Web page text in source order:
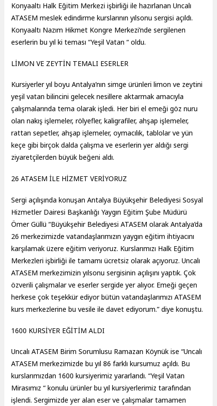
Konyaaltı Halk Eğitim Merkezi işbirliği ile hazırlanan Uncalı
ATASEM meslek edindirme kurslarının yılsonu sergisi açıldı.
Konyaaltı Nazım Hikmet Kongre Merkezi’nde sergilenen
eserlerin bu yıl ki teması “Yeşil Vatan “ oldu.
LİMON VE ZEYTİN TEMALI ESERLER
Kursiyerler yıl boyu Antalya’nın simge ürünleri limon ve zeytini
yeşil vatan bilincini gelecek nesillere aktarmak amacıyla
çalışmalarında tema olarak işledi. Her biri el emeği göz nuru
olan nakış işlemeler, rölyefler, kaligrafiler, ahşap işlemeler,
rattan sepetler, ahşap işlemeler, oymacılık, tablolar ve yün
keçe gibi birçok dalda çalışma ve eserlerin yer aldığı sergi
ziyaretçilerden büyük beğeni aldı.
26 ATASEM İLE HİZMET VERİYORUZ
Sergi açılışında konuşan Antalya Büyükşehir Belediyesi Sosyal
Hizmetler Dairesi Başkanlığı Yaygın Eğitim Şube Müdürü
Ömer Güllü “Büyükşehir Belediyesi ATASEM olarak Antalya’da
26 merkezimizde vatandaşlarımızın yaygın eğitim ihtiyacını
karşılamak üzere eğitim veriyoruz. Kurslarımızı Halk Eğitim
Merkezleri işbirliği ile tamamı ücretsiz olarak açıyoruz. Uncalı
ATASEM merkezimizin yılsonu sergisinin açılışını yaptık. Çok
özverili çalışmalar ve eserler sergide yer alıyor. Emeği geçen
herkese çok teşekkür ediyor bütün vatandaşlarımızı ATASEM
kurs merkezlerine bu vesile ile davet ediyorum.” diye konuştu.
1600 KURSİYER EĞİTİM ALDI
Uncalı ATASEM Birim Sorumlusu Ramazan Köynük ise “Uncalı
ATASEM merkezimizde bu yıl 86 farklı kursumuz açıldı. Bu
kurslarımızdan 1600 kursiyerimiz yararlandı. “Yeşil Vatan
Mirasımız “ konulu ürünler bu yıl kursiyerlerimiz tarafından
işlendi. Sergimizde yer alan eser ve çalışmalar tamamen